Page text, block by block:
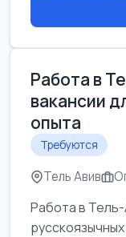
Работа в
вакансии
опыта
Требуются
Тель Авив
Работа в